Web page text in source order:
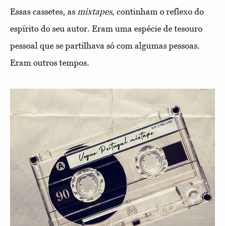
Essas cassetes, as mixtapes, continham o reflexo do
espírito do seu autor. Eram uma espécie de tesouro
pessoal que se partilhava só com algumas pessoas.
Eram outros tempos.